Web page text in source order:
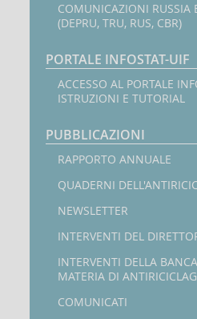
COMUNICAZIONI RUSSIA
(DEPRU, TRU, RUS, CBR)
PORTALE INFOSTAT-UIF
ACCESSO AL PORTALE
ISTRUZIONI E TUTORIAL
PUBBLICAZIONI
RAPPORTO ANNUALE
QUADERNI
NEWSLETTER
INTERVENTI DEL
INTERVENTI DELLA
MATERIA DI
COMUNICATI